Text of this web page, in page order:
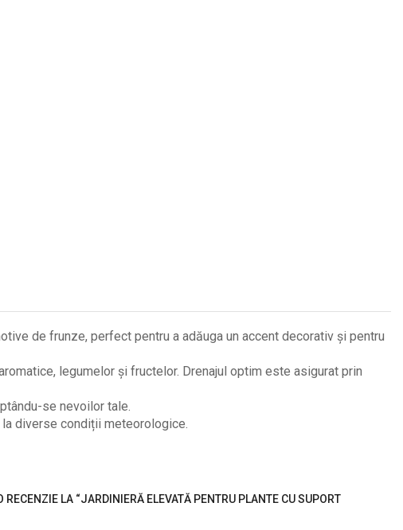
de frunze, perfect pentru a adăuga un accent decorativ și pentru
legumelor și fructelor. Drenajul optim este asigurat prin
se nevoilor tale.
diverse condiții meteorologice.
RECENZIE LA “JARDINIERĂ ELEVATĂ PENTRU PLANTE CU SUPORT